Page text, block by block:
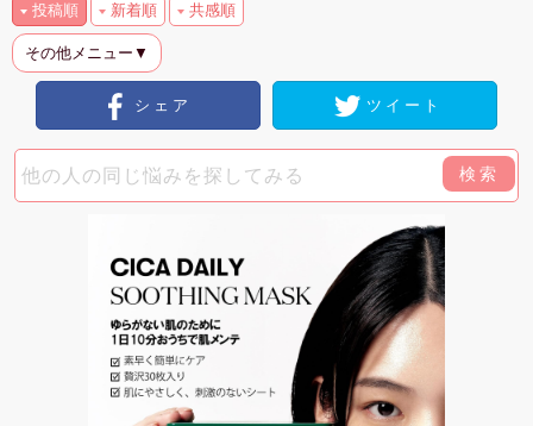
投稿順 新着順 共感順
その他メニュー▼
シェア ツイート
検索